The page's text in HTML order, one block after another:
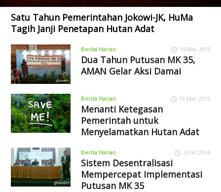
Satu Tahun Pemerintahan Jokowi-JK, HuMa
Tagih Janji Penetapan Hutan Adat
Berita Harian 18 Mei 2015
Dua Tahun Putusan MK 35,
AMAN Gelar Aksi Damai
Berita Harian 16 Mar 2015
Menanti Ketegasan
Pemerintah untuk
Menyelamatkan Hutan Adat
Berita Harian 3 Okt 2014
Sistem Desentralisasi
Mempercepat Implementasi
Putusan MK 35